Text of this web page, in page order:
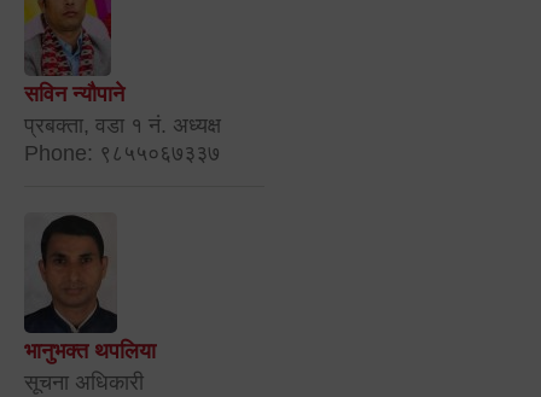
सविन न्यौपाने
प्रबक्ता, वडा १ नं. अध्यक्ष
Phone: ९८५५०६७३३७
भानुभक्त थपलिया
सूचना अधिकारी